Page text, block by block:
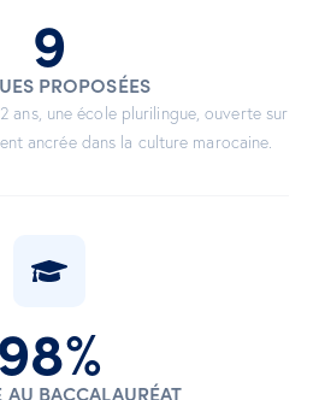
PROPOSÉES
9
ans, une école plurilingue, ouverte sur
ancrée dans la culture marocaine.
AU BACCALAURÉAT
98%